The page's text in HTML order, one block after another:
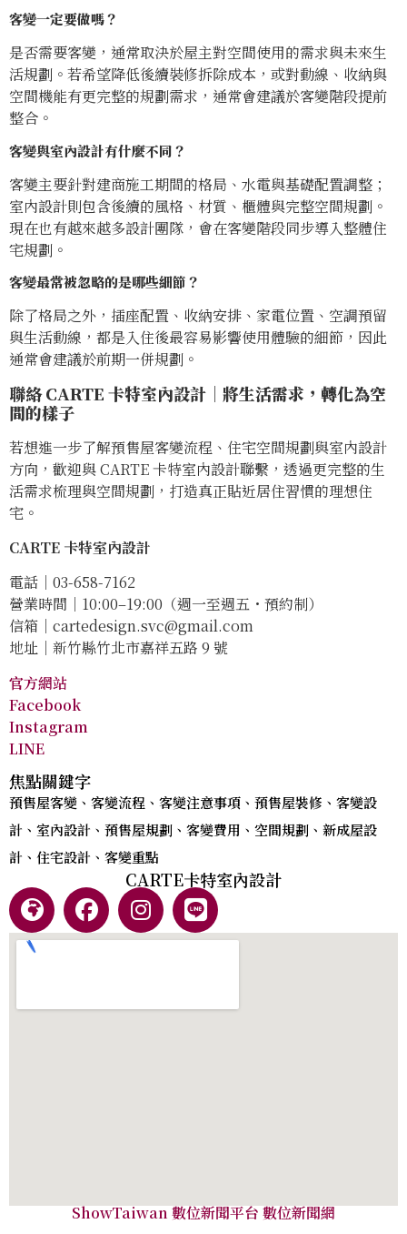
客變一定要做嗎？
是否需要客變，通常取決於屋主對空間使用的需求與未來生
活規劃。若希望降低後續裝修拆除成本，或對動線、收納與
空間機能有更完整的規劃需求，通常會建議於客變階段提前
整合。
客變與室內設計有什麼不同？
客變主要針對建商施工期間的格局、水電與基礎配置調整；
室內設計則包含後續的風格、材質、櫃體與完整空間規劃。
現在也有越來越多設計團隊，會在客變階段同步導入整體住
宅規劃。
客變最常被忽略的是哪些細節？
除了格局之外，插座配置、收納安排、家電位置、空調預留
與生活動線，都是入住後最容易影響使用體驗的細節，因此
通常會建議於前期一併規劃。
聯絡 CARTE 卡特室內設計｜將生活需求，轉化為空
間的樣子
若想進一步了解預售屋客變流程、住宅空間規劃與室內設計
方向，歡迎與 CARTE 卡特室內設計聯繫，透過更完整的生
活需求梳理與空間規劃，打造真正貼近居住習慣的理想住
宅。
CARTE 卡特室內設計
電話｜03-658-7162
營業時間｜10:00–19:00（週一至週五・預約制）
信箱｜ cartedesign.svc@gmail.com
地址｜新竹縣竹北市嘉祥五路 9 號
官方網站
Facebook
Instagram
LINE
焦點關鍵字
預售屋客變、客變流程、客變注意事項、預售屋裝修、客變設
計、室內設計、預售屋規劃、客變費用、空間規劃、新成屋設
計、住宅設計、客變重點
CARTE卡特室內設計
ShowTaiwan 數位新聞平台 數位新聞網